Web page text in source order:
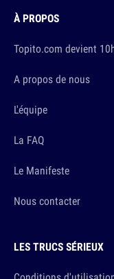
À PROPOS
Topito.com devient
A propos de nous
L'équipe
La FAQ
Le Manifeste
Nous contacter
LES TRUCS SÉRIEUX